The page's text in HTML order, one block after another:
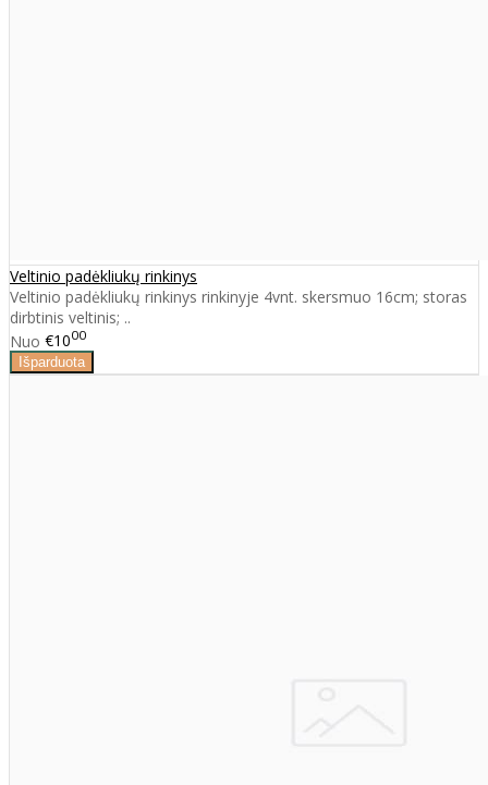
Veltinio padėkliukų rinkinys
Veltinio padėkliukų rinkinys rinkinyje 4vnt. skersmuo 16cm; storas
dirbtinis veltinis; ..
Nuo €1000